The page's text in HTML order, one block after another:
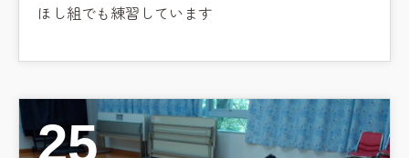
ほし組でも練習しています
25
今日の幼稚園